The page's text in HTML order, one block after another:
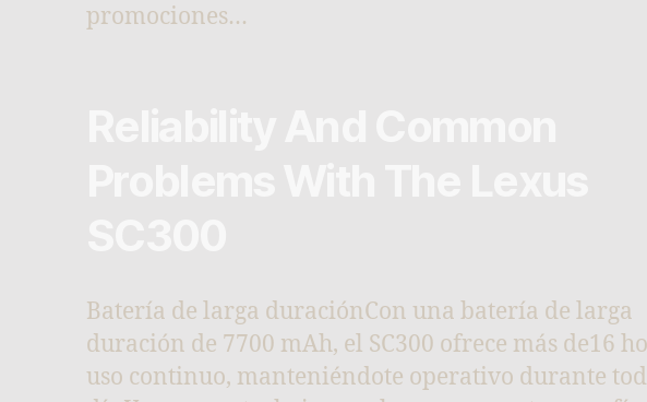
promociones…
Batería de larga duraciónCon una batería de larga
duración de 7700 mAh, el SC300 ofrece más de16
uso continuo, manteniéndote operativo durante